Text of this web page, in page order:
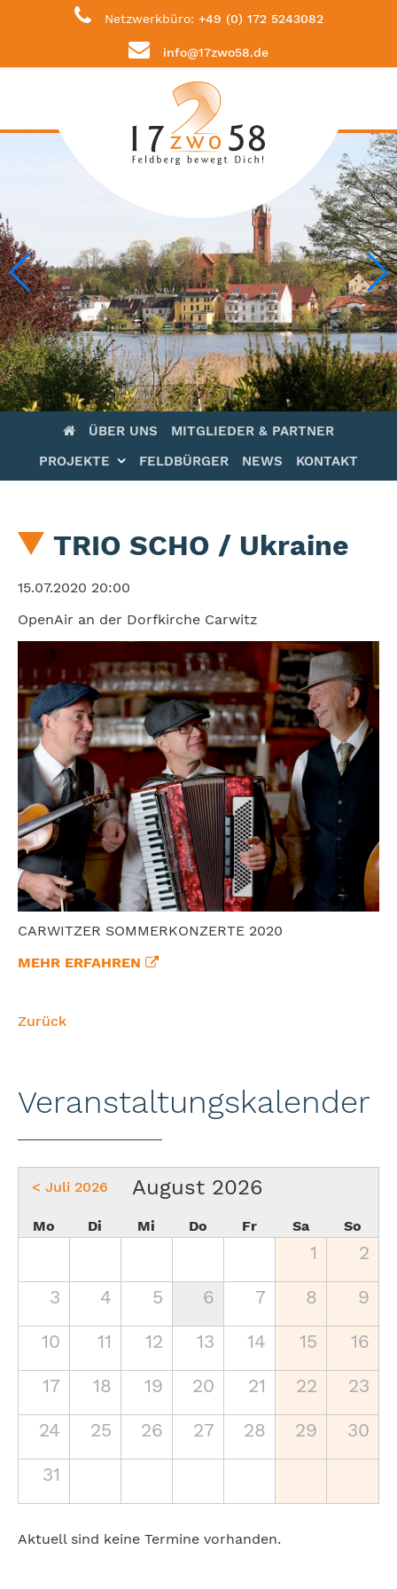
Netzwerkbüro: +49 (0) 172 5243082
info@17zwo58.de
ÜBER UNS
MITGLIEDER & PARTNER
PROJEKTE
FELDBÜRGER NEWS KONTAKT
TRIO SCHO / Ukraine
15.07.2020 20:00
OpenAir an der Dorfkirche Carwitz
CARWITZER SOMMERKONZERTE 2020
MEHR ERFAHREN
Zurück
Veranstaltungskalender
< Juli 2026 August 2026
Mo Di Mi Do Fr Sa So
1
2
3
4 5 6 7 8
9
10
11 12 13 14 15
16
17
18 19 20 21 22
23
24
25 26 27 28 29
30
31
Aktuell sind keine Termine vorhanden.